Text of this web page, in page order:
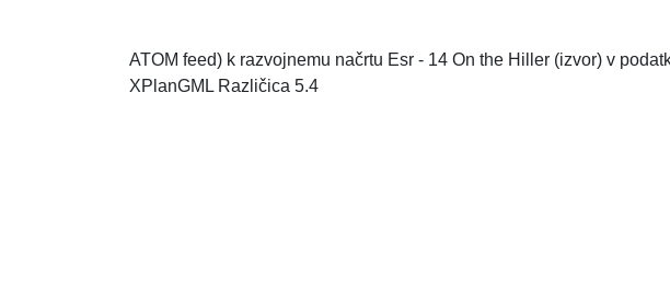
ATOM feed) k razvojnemu načrtu Esr - 14 On the Hiller (izvor) v
XPlanGML Različica 5.4